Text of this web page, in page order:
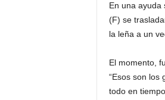
En una ayuda
(F) se
la leña a un
El momento,
“Esos son los
todo en